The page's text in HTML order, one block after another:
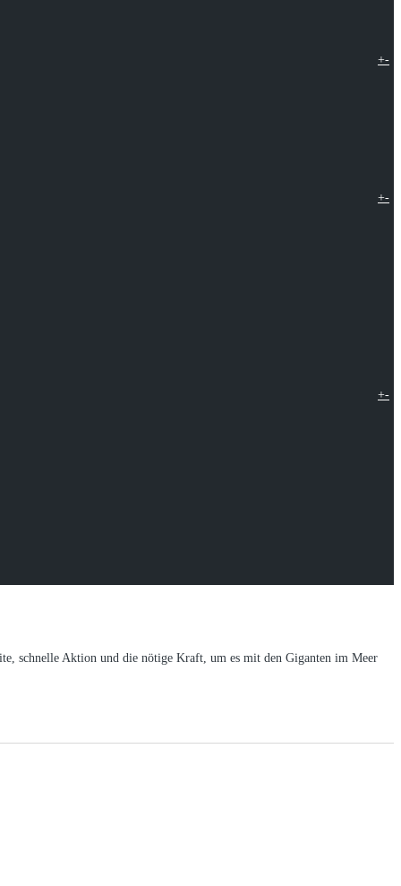
+-
+-
+-
schnelle Aktion und die nötige Kraft, um es mit den Giganten im Meer